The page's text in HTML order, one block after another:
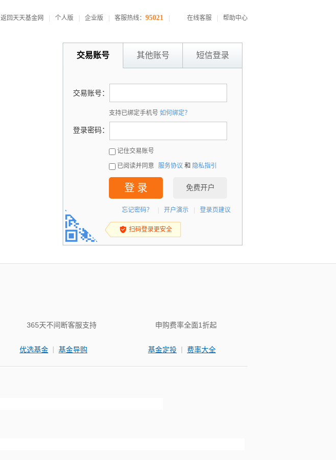
返回天天基金网 个人版 企业版 客服热线： 95021 在线客服 帮助中心
交易账号 其他账号 短信登录
交易账号：
支持已绑定手机号 如何绑定？
登录密码：
记住交易账号
已阅读并同意 服务协议 和 隐私指引
登 录 免费开户
忘记密码？ 开户演示 登录页建议
扫码登录更安全
365天不间断客服支持
优选基金 | 基金导购
申购费率全面1折起
基金定投 | 费率大全